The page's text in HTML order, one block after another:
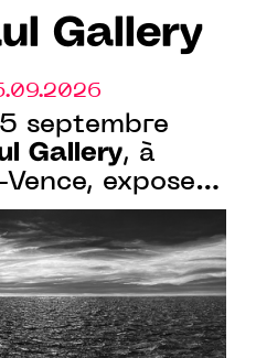
Gallery
septembre
Gallery, à
expose
de
de la lumière